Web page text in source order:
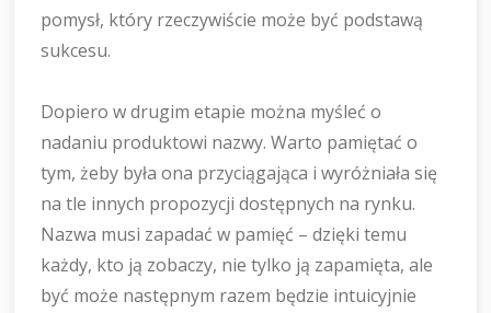
pomysł, który rzeczywiście może być podstawą
sukcesu.
Dopiero w drugim etapie można myśleć o
nadaniu produktowi nazwy. Warto pamiętać o
tym, żeby była ona przyciągająca i wyróżniała się
na tle innych propozycji dostępnych na rynku.
Nazwa musi zapadać w pamięć – dzięki temu
każdy, kto ją zobaczy, nie tylko ją zapamięta, ale
być może następnym razem będzie intuicyjnie